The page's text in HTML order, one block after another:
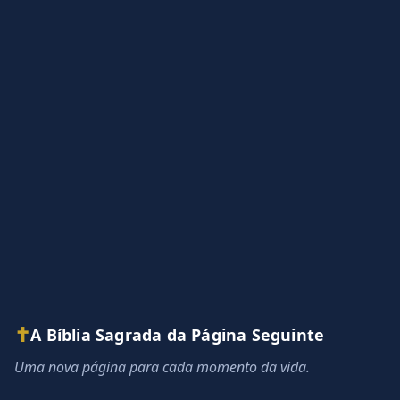
✝A Bíblia Sagrada da Página Seguinte
Uma nova página para cada momento da vida.